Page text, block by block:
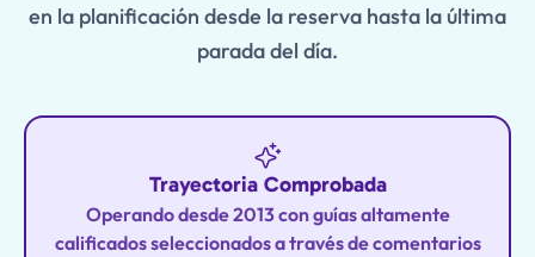
en la planificación desde la reserva hasta la última
parada del día.
Trayectoria Comprobada
Operando desde 2013 con guías altamente
calificados seleccionados a través de comentarios